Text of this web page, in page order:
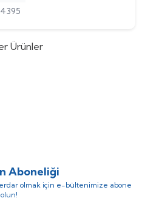
4395
Ürünler
Aboneliği
olmak için e-bültenimize abone
olun!